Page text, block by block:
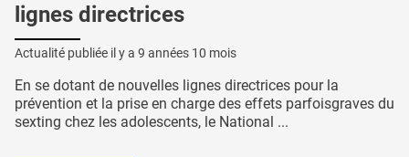
lignes directrices
Actualité publiée il y a 9 années 10 mois
En se dotant de nouvelles lignes directrices pour la
prévention et la prise en charge des effets parfoisgraves du
sexting chez les adolescents, le National ...